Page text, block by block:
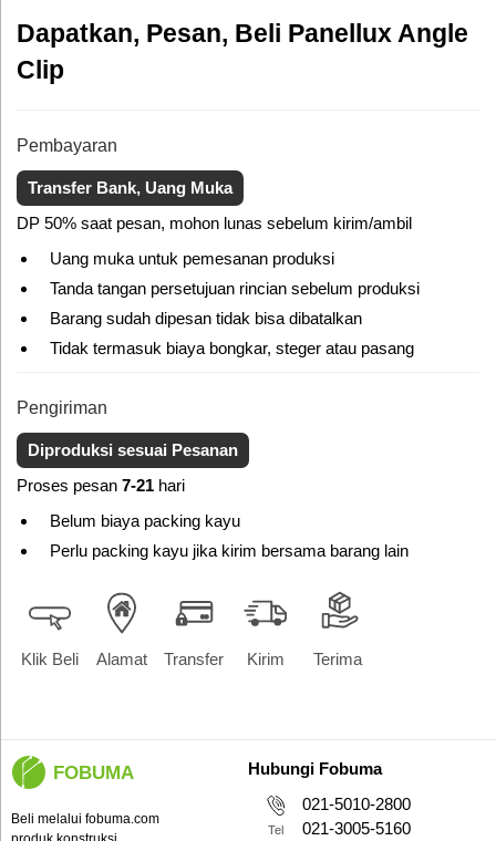
Dapatkan, Pesan, Beli Panellux Angle
Clip
Pembayaran
Transfer Bank, Uang Muka
DP 50% saat pesan, mohon lunas sebelum kirim/ambil
Uang muka untuk pemesanan produksi
Tanda tangan persetujuan rincian sebelum produksi
Barang sudah dipesan tidak bisa dibatalkan
Tidak termasuk biaya bongkar, steger atau pasang
Pengiriman
Diproduksi sesuai Pesanan
Proses pesan 7-21 hari
Belum biaya packing kayu
Perlu packing kayu jika kirim bersama barang lain
Klik Beli Alamat Transfer Kirim Terima
FOBUMA
Beli melalui fobuma.com
Hubungi Fobuma
Tel
021-5010-2800
021-3005-5160